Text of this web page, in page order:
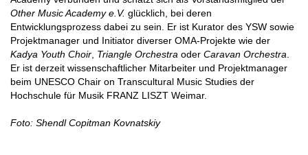
Other Music Academy e.V. glücklich, bei deren
Entwicklungsprozess dabei zu sein. Er ist Kurator des YSW sowie
Projektmanager und Initiator diverser OMA-Projekte wie der
Kadya Youth Choir, Triangle Orchestra oder Caravan Orchestra
Er ist derzeit wissenschaftlicher Mitarbeiter und Projektmanager
beim UNESCO Chair on Transcultural Music Studies der
Hochschule für Musik FRANZ LISZT Weimar.
Foto: Shendl Copitman Kovnatskiy